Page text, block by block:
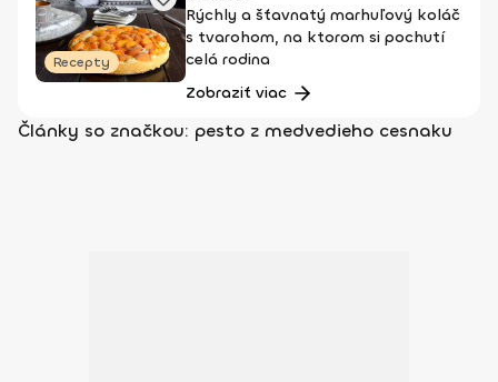
Recepty
Rýchly a šťavnatý marhuľový koláč
s tvarohom, na ktorom si pochutí
celá rodina
Zobraziť viac
Články so značkou: pesto z medvedieho cesnaku